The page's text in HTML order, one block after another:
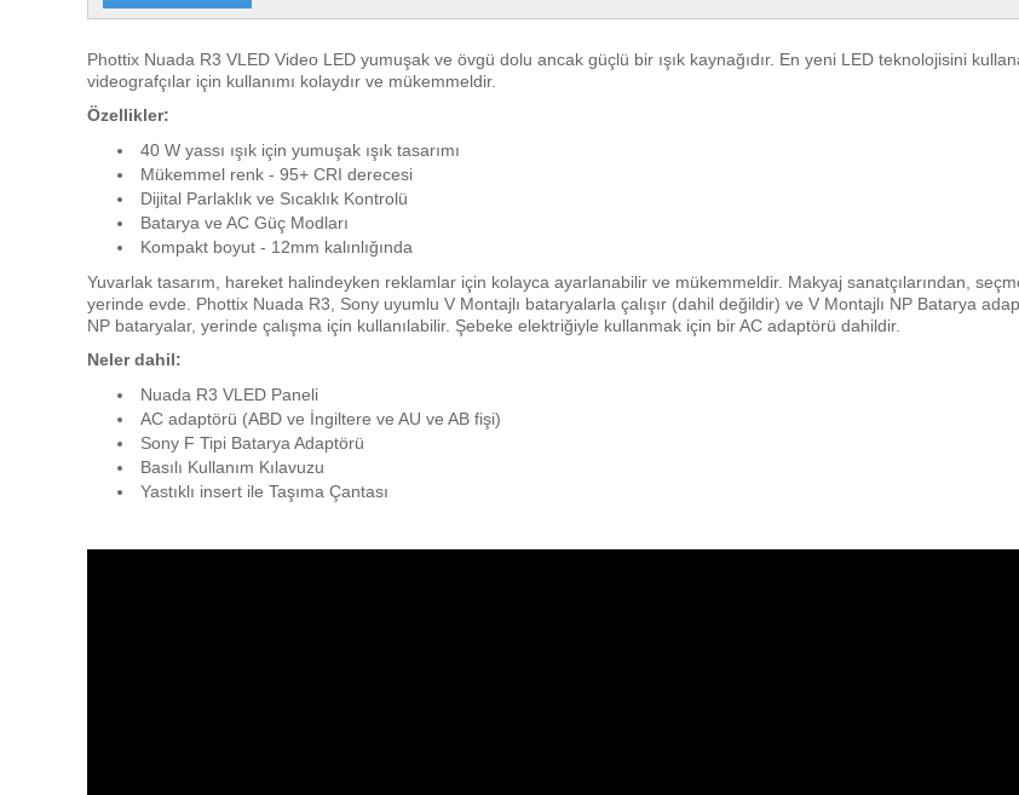
Phottix Nuada R3 VLED Video LED yumuşak ve övgü dolu ancak güçlü bir ışık kaynağıdır. En yeni LED teknolojisini
videografçılar için kullanımı kolaydır ve mükemmeldir.
Özellikler:
40 W yassı ışık için yumuşak ışık tasarımı
Mükemmel renk - 95+ CRI derecesi
Dijital Parlaklık ve Sıcaklık Kontrolü
Batarya ve AC Güç Modları
Kompakt boyut - 12mm kalınlığında
Yuvarlak tasarım, hareket halindeyken reklamlar için kolayca ayarlanabilir ve mükemmeldir. Makyaj sanatçılarından,
yerinde evde. Phottix Nuada R3, Sony uyumlu V Montajlı bataryalarla çalışır (dahil değildir) ve V Montajlı NP Batarya
NP bataryalar, yerinde çalışma için kullanılabilir. Şebeke elektriğiyle kullanmak için bir AC adaptörü dahildir.
Neler dahil:
Nuada R3 VLED Paneli
AC adaptörü (ABD ve İngiltere ve AU ve AB fişi)
Sony F Tipi Batarya Adaptörü
Basılı Kullanım Kılavuzu
Yastıklı insert ile Taşıma Çantası